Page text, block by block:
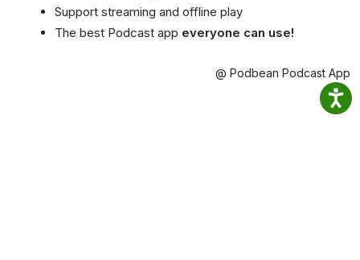
Support streaming and offline play
The best Podcast app everyone can use!
@ Podbean Podcast App